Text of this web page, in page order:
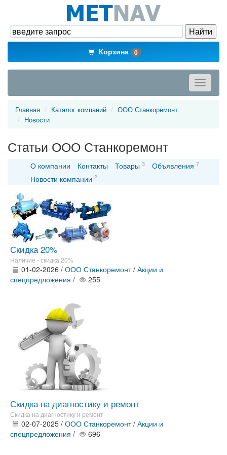
Корзина 0
Toggle
Главная Каталог компаний
ООО Станкоремонт
Новости
Статьи ООО Станкоремонт
О компании Контакты Товары 3 Объявления 7
Новости компании 2
Скидка 20%
Наличие - скидка 20%
01-02-2026 / ООО Станкоремонт/ Акции и
спецпредложения / 255
Скидка на диагностику и ремонт
Скидка на диагностику и ремонт
02-07-2025 / ООО Станкоремонт/ Акции и
спецпредложения / 696